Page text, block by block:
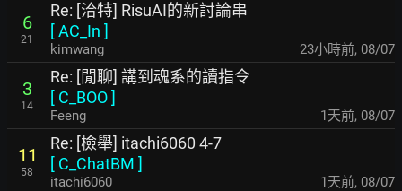
6
21
Re: [洽特] RisuAI的新討論串
[AC_In ]
kimwang 23小時前, 08/07
3
14
Re: [閒聊] 講到魂系的讀指令
[ C_BOO]
Feeng 1天前, 08/07
11
58
Re: [檢舉] itachi6060 4-7
[ C_ChatBM ]
itachi6060 1天前, 08/07